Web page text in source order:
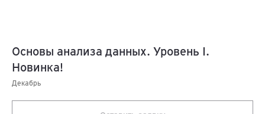
Основы анализа данных. Уровень I.
Новинка!
Декабрь